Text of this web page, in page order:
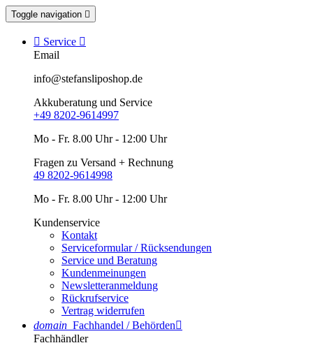
Toggle navigation 
 Service 
Email
info@stefansliposhop.de
Akkuberatung und Service
+49 8202-9614997
Mo - Fr. 8.00 Uhr - 12:00 Uhr
Fragen zu Versand + Rechnung
49 8202-9614998
Mo - Fr. 8.00 Uhr - 12:00 Uhr
Kundenservice
Kontakt
Serviceformular / Rücksendungen
Service und Beratung
Kundenmeinungen
Newsletteranmeldung
Rückrufservice
Vertrag widerrufen
domain Fachhandel / Behörden
Fachhändler